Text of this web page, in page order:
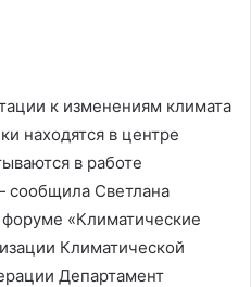
к изменениям климата
находятся в центре
в работе
сообщила Светлана
«Климатические
Климатической
Департамент